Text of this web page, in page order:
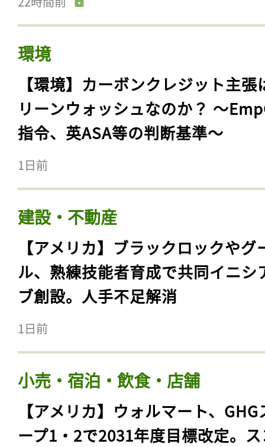
環境
【環境】カーボンクレジット主張
リーンウォッシュなのか？ 〜
指令、英ASA等の判断基準〜
1日前
建設・不動産
【アメリカ】ブラックロックやグ
ル、熟練技能者育成で共同イニシ
ブ創設。人手不足解消
1日前
小売・宿泊・飲食・店舗
【アメリカ】ウォルマート、GHG
ープ1・2で2031年度目標改定。